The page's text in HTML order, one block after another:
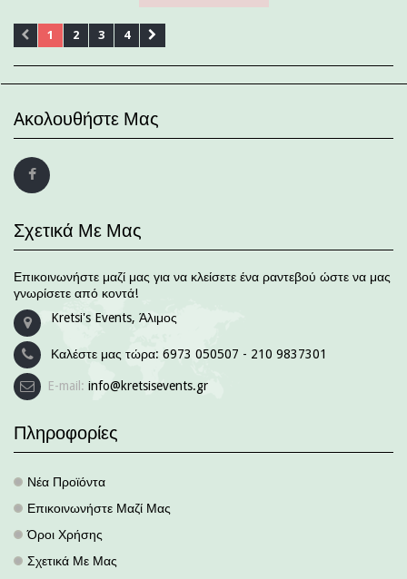
1 2 3 4
Aκολουθήστε Μας
Σχετικά Με Μας
Επικοινωνήστε μαζί μας για να κλείσετε ένα ραντεβού ώστε να μας
γνωρίσετε από κοντά!
Kretsi's Events, Άλιμος
Καλέστε μας τώρα: 6973 050507 - 210 9837301
E-mail: info@kretsisevents.gr
Πληροφορίες
. Νέα Προϊόντα
. Επικοινωνήστε Μαζί Μας
. Όροι Χρήσης
. Σχετικά Με Μας